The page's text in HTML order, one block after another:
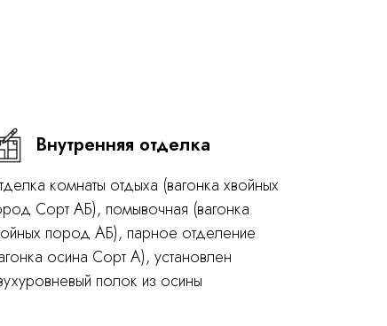
Внутренняя отделка
комнаты отдыха (вагонка хвойных
Сорт АБ), помывочная (вагонка
пород АБ), парное отделение
осина Сорт А), установлен
полок из осины